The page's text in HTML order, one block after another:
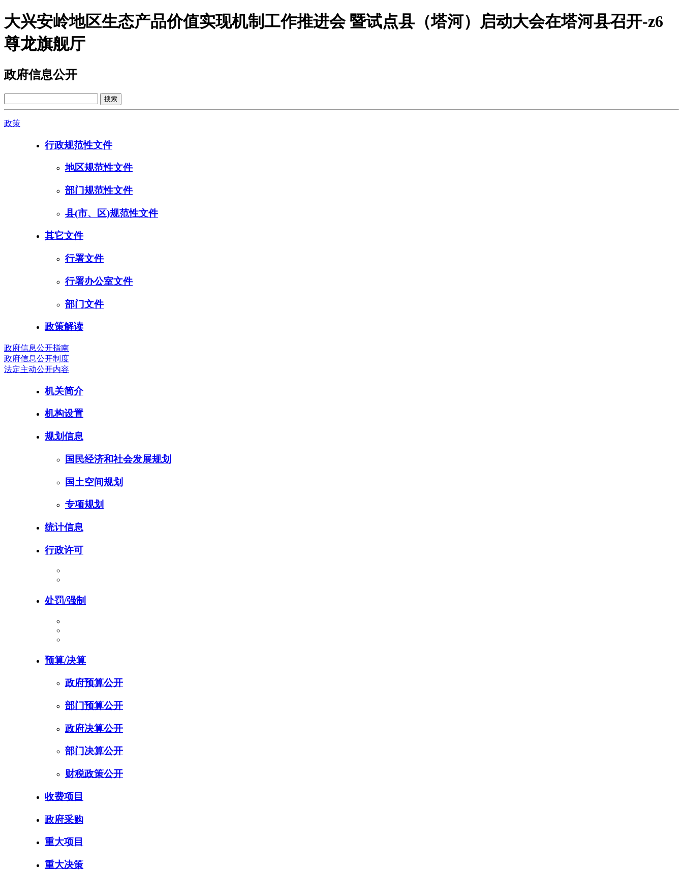
大兴安岭地区生态产品价值实现机制工作推进会 暨试点县（塔河）启动大会在塔河县召开-z6
尊龙旗舰厅
政府信息公开
政策
行政规范性文件
地区规范性文件
部门规范性文件
县(市、区)规范性文件
其它文件
行署文件
行署办公室文件
部门文件
政策解读
政府信息公开指南
政府信息公开制度
法定主动公开内容
机关简介
机构设置
规划信息
国民经济和社会发展规划
国土空间规划
专项规划
统计信息
行政许可
处罚/强制
预算/决算
政府预算公开
部门预算公开
政府决算公开
部门决算公开
财税政策公开
收费项目
政府采购
重大项目
重大决策